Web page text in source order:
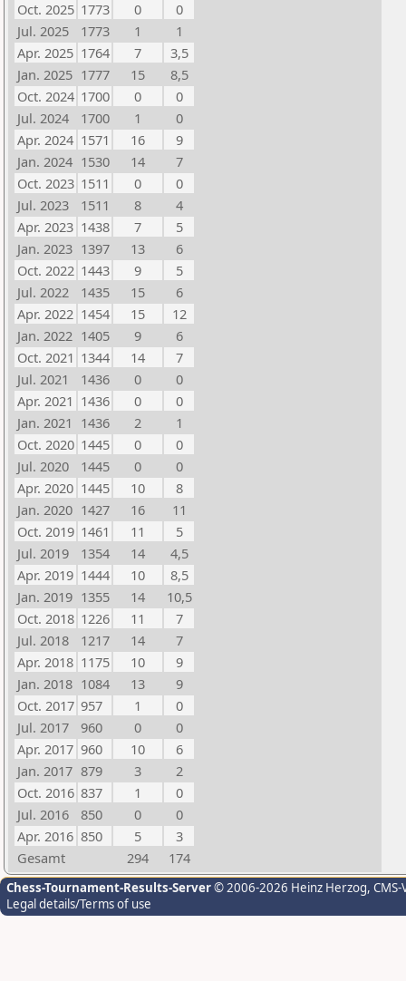
Oct. 2025 1773 0
0
Jul. 2025
1773 1
1
Apr. 2025 1764 7
3,5
Jan. 2025 1777 15
8,5
Oct. 2024 1700 0
0
Jul. 2024
1700 1
0
Apr. 2024 1571 16
9
Jan. 2024 1530 14
7
Oct. 2023 1511 0
0
Jul. 2023
1511 8
4
Apr. 2023 1438 7
5
Jan. 2023 1397 13
6
Oct. 2022 1443 9
5
Jul. 2022
1435 15
6
Apr. 2022 1454 15
12
Jan. 2022 1405 9
6
Oct. 2021 1344 14
7
Jul. 2021
1436 0
0
Apr. 2021 1436 0
0
Jan. 2021 1436 2
1
Oct. 2020 1445 0
0
Jul. 2020
1445 0
0
Apr. 2020 1445 10
8
Jan. 2020 1427 16
11
Oct. 2019 1461 11
5
Jul. 2019
1354 14
4,5
Apr. 2019 1444 10
8,5
Jan. 2019 1355 14
10,5
Oct. 2018 1226 11
7
Jul. 2018
1217 14
7
Apr. 2018 1175 10
9
Jan. 2018 1084 13
9
Oct. 2017 957 1
0
Jul. 2017
960 0
0
Apr. 2017 960 10
6
Jan. 2017 879 3
2
Oct. 2016 837 1
0
Jul. 2016
850 0
0
Apr. 2016 850 5
3
Gesamt
294 174
Chess-Tournament-Results-Server© 2006-2026 Heinz Herzog,
Legal details/Terms of use